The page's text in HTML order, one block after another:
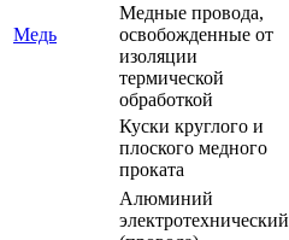
Медь
Медные провода,
освобожденные от
изоляции
термической
обработкой
Куски круглого и
плоского медного
проката
Алюминий
электротехнический